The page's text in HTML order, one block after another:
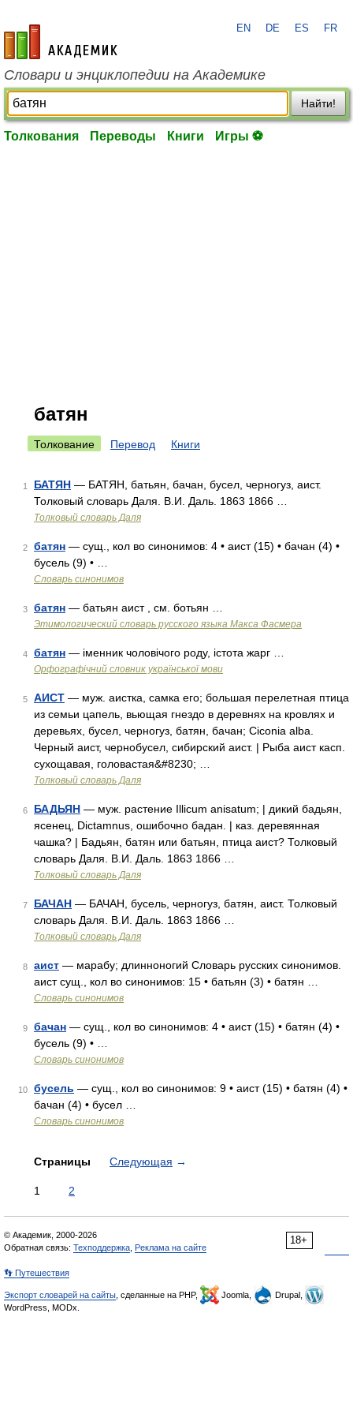
academic.ru
EN DE ES FR
Словари и энциклопедии на Академике
Найти!
Толкования Переводы Книги Игры ⚽
батян
Толкование Перевод Книги
1 БАТЯН — БАТЯН, батьян, бачан, бусел, черногуз, аист.
Толковый словарь Даля. В.И. Даль. 1863 1866 …
Толковый словарь Даля
2 батян — сущ., кол во синонимов: 4 • аист (15) • бачан (4) •
бусель (9) • …
Словарь синонимов
3 батян — батьян аист , см. ботьян …
Этимологический словарь русского языка Макса Фасмера
4 батян — іменник чоловічого роду, істота жарг …
Орфографічний словник української мови
5 АИСТ — муж. аистка, самка его; большая перелетная птица
из семьи цапель, вьющая гнездо в деревнях на кровлях и
деревьях, бусел, черногуз, батян, бачан; Ciconia alba.
Черный аист, чернобусел, сибирский аист. | Рыба аист касп.
сухощавая, головастая&#8230; …
Толковый словарь Даля
6 БАДЬЯН — муж. растение Illicum anisatum; | дикий бадьян,
ясенец, Dictamnus, ошибочно бадан. | каз. деревянная
чашка? | Бадьян, батян или батьян, птица аист? Толковый
словарь Даля. В.И. Даль. 1863 1866 …
Толковый словарь Даля
7 БАЧАН — БАЧАН, бусель, черногуз, батян, аист. Толковый
словарь Даля. В.И. Даль. 1863 1866 …
Толковый словарь Даля
8 аист — марабу; длинноногий Словарь русских синонимов.
аист сущ., кол во синонимов: 15 • батьян (3) • батян …
Словарь синонимов
9 бачан — сущ., кол во синонимов: 4 • аист (15) • батян (4) •
бусель (9) • …
Словарь синонимов
10 бусель — сущ., кол во синонимов: 9 • аист (15) • батян (4) •
бачан (4) • бусел …
Словарь синонимов
Страницы Следующая →
1 2
18+
© Академик, 2000-2026
Обратная связь: Техподдержка Реклама на сайте
👣 Путешествия
Экспорт словарей на сайты , сделанные на PHP, Joomla,
Drupal,
WordPress, MODx.